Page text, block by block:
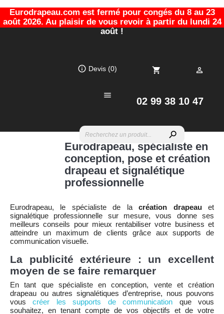
Eurodrapeau.com est fermé pour congés du 8 au 23
août 2026. Au plaisir de vous revoir à partir du lundi 24
août !
02 99 38 10 47
info_outline Devis (0)
search

shopping_cart 
Eurodrapeau, spécialiste en
conception, pose et création
drapeau et signalétique
professionnelle
Eurodrapeau, le spécialiste de lacréation drapeauet
signalétique professionnelle sur mesure, vous donne ses
meilleurs conseils pour mieux rentabiliser votre business et
atteindre un maximum de clients grâce aux supports de
communication visuelle.
La publicité extérieure : un excellent
moyen de se faire remarquer
En tant que spécialiste en conception, vente et création
drapeau ou autres signalétiques d’entreprise, nous pouvons
vouscréer les supports de communication que vous
souhaitez, en tenant compte de vos objectifs et de votre